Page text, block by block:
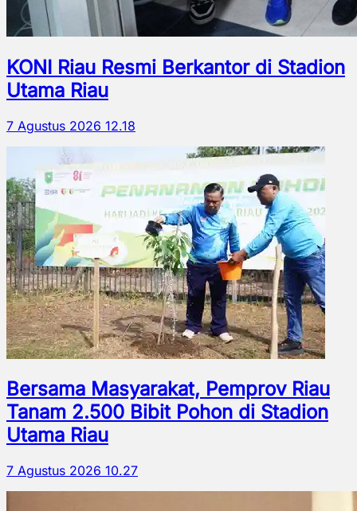
KONI Riau Resmi Berkantor di Stadion
Utama Riau
7 Agustus 2026 12.18
Bersama Masyarakat, Pemprov Riau
Tanam 2.500 Bibit Pohon di Stadion
Utama Riau
7 Agustus 2026 10.27